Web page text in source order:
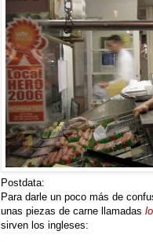
Postdata:
Para darle un poco más de
unas piezas de carne llamadas
sirven los ingleses: